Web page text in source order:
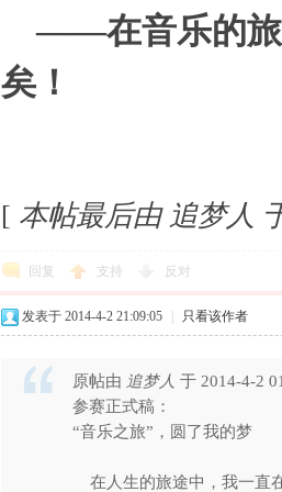
——在音乐的旅
矣！
[ 本帖最后由 追梦人
回复 支持 反对
发表于 2014-4-2 21:09:05 只看该作者
原帖由 追梦人 于 2014-4-2
参赛正式稿：
“音乐之旅”，圆了我的梦
在人生的旅途中，我一直